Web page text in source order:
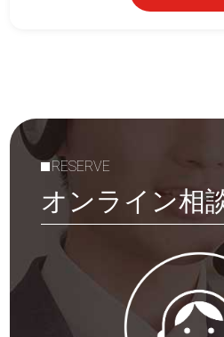
RESERVE
オンライン相